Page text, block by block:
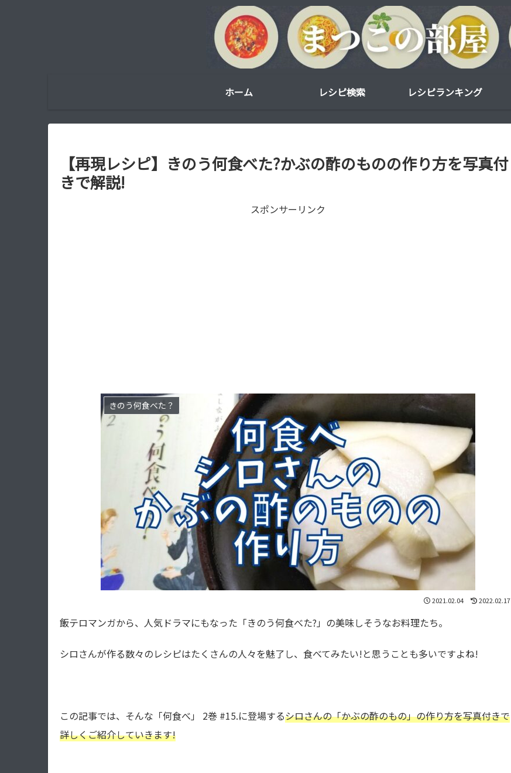
ホーム レシピ検索 レシピランキング
【再現レシピ】きのう何食べた?かぶの酢のものの作り方を写真付
きで解説!
スポンサーリンク
きのう何食べた？
2021.02.04 2022.02.17
飯テロマンガから、人気ドラマにもなった「きのう何食べた?」の美味しそうなお料理たち。
シロさんが作る数々のレシピはたくさんの人々を魅了し、食べてみたい!と思うことも多いですよね!
この記事では、そんな「何食べ」 2巻 #15.に登場するシロさんの「かぶの酢のもの」の作り方を写真付きで
詳しくご紹介していきます!